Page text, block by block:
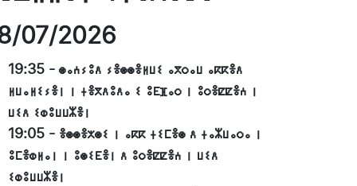
07/2026
19:35 - ⵙⴰⵄⵢⵓⴷ ⵢⴻⵙⵙⴻⵍⵡⵉ ⴰⴳⵔⴰⵡ ⴰⴽⴽⴻⴷ
ⵍⵡⴰⵍⵉⵢⴻⵏ ⵏ ⵜⴻⴳⴷⵓⴷⴰ ⵉ ⵓⴹⴼⴰⵔ ⵏ ⵓⵔⴻⵇⵇⴻⵄ ⵏ
ⵡⵉⴷ ⵉⵀⵓⵡⵡⵣⴻⵏ
19:05 - ⴻⵙⵙⴻⵅⵙⵉ ⵏ ⴰⴽⴽ ⵜⵉⵎⴻⵙ ⴷ ⵜⴰⵣⵡⴰⵔⴰ ⵏ
ⵓⵎⴻⵀⵍⴰⵏ ⵏ ⵓⵙⵉⴹⴻⵏ ⴷ ⵓⵔⴻⵇⵇⴻⵄ ⵏ ⵡⵉⴷ
ⵉⵀⵓⵡⵡⵣⴻⵏ